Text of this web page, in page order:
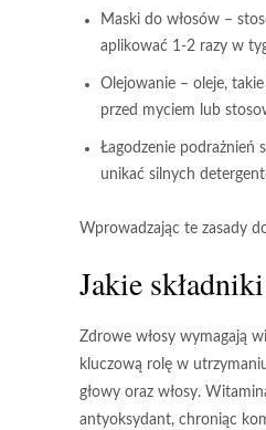
Maski do włosów –
aplikować 1-2 razy w
Olejowanie – oleje,
przed myciem lub
Łagodzenie podrażnień
unikać silnych
Wprowadzając te zasady
Jakie
Zdrowe włosy wymagają
kluczową rolę w
głowy oraz włosy.
antyoksydant, chroniąc